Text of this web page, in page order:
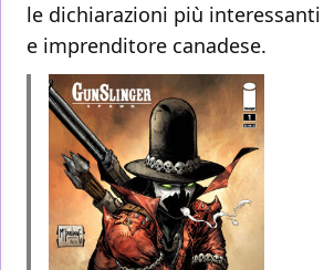
le dichiarazioni più
e imprenditore canadese.